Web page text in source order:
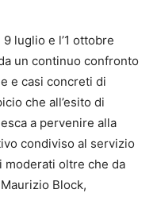
luglio e l’1 ottobre
un continuo confronto
e casi concreti di
che all’esito di
a pervenire alla
condiviso al servizio
moderati oltre che da
Block,